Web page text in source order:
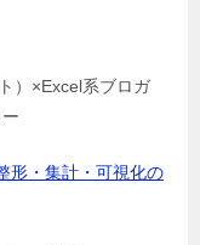
）×Excel系ブロガ
形・集計・可視化の